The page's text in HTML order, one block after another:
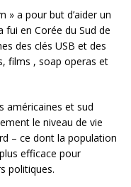
» a pour but d’aider un
fui en Corée du Sud de
des clés USB et des
films , soap operas et
américaines et sud
le niveau de vie
– ce dont la population
efficace pour
politiques.